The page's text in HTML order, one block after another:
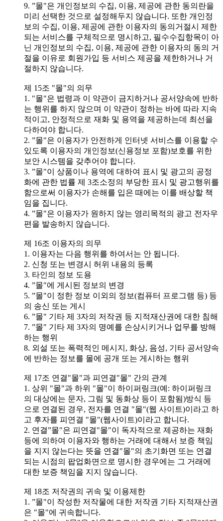
9. ”몰"은 개인정보의 수집, 이용, 제공에 관한 동의란을
미리 선택한 것으로 설정해두지 않습니다. 또한 개인정
보의 수집, 이용, 제공에 관한 이용자의 동의거절시 제한
되는 서비스를 구체적으로 명시하고, 필수수집항목이 아
닌 개인정보의 수집, 이용, 제공에 관한 이용자의 동의 거
절을 이유로 회원가입 등 서비스 제공을 제한하거나 거
절하지 않습니다.
제 15조 "몰"의 의무
1. "몰"은 법령과 이 약관이 금지하거나 공서양속에 반하
는 행위를 하지 않으며 이 약관이 정하는 바에 따라 지속
적이고, 안정적으로 재화 및 용역을 제공하는데 최선을
다하여야 합니다.
2. ”몰"은 이용자가 안전하게 인터넷 서비스를 이용할 수
있도록 이용자의 개인정보(신용정보 포함)보호를 위한
보안 시스템을 갖추어야 합니다.
3. ”몰"이 상품이나 용역에 대하여 표시 및 광고의 공정
화에 관한 법률 제 3조소정의 부당한 표시 및 광고행위를
함으로써 이용자가 손해를 입은 때에는 이를 배상할 책
임을 집니다.
4. ”몰"은 이용자가 원하지 않는 영리목적의 광고 전자우
편을 발송하지 않습니다.
제 16조 이용자의 의무
1. 이용자는 다음 행위를 하여서는 안 됩니다.
2. 신청 또는 변경시 허위 내용의 등록
3. 타인의 정보 도용
4. ”몰"에 게시된 정보의 변경
5. ”몰"이 정한 정보 이외의 정보(컴퓨터 프로그램 등) 등
의 송신 또는 게시
6. ”몰" 기타 제 3자의 저작권 등 지적재산권에 대한 침해
7. ”몰" 기타 제 3자의 명예를 손상시키거나 업무를 방해
하는 행위
8. 외설 또는 폭력적인 메시지, 화상, 음성, 기타 공서양속
에 반하는 정보를 몰에 공개 또는 게시하는 행위
제 17조 연결"몰"과 피연결"몰" 간의 관계
1. 상위 "몰"과 하위 "몰"이 하이퍼링크(예: 하이퍼링크
의 대상에는 문자, 그림 및 동화상 등이 포함됨)방식 등
으로 연결된 경우, 전자를 연결 "몰"(웹 사이트)이라고 하
고 후자를 피연결 "몰"(웹사이트)이라고 합니다.
2. 연결”몰"은 피연결"몰"이 독자적으로 제공하는 재화
등에 의하여 이용자와 행하는 거래에 대해서 보증 책임
을 지지 않는다는 뜻을 연결"몰"의 초기화면 또는 연결
되는 시점의 팝업화면으로 명시한 경우에는 그 거래에
대한 보증 책임을 지지 않습니다.
제 18조 저작권의 귀속 및 이용제한
1. ”몰"이 작성한 저작물에 대한 저작권 기타 지적재산권
은 "몰"에 귀속합니다.